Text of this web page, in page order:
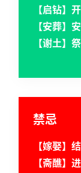
【启钻】
【安葬】
【谢土】
禁忌
【嫁娶】
【斋醮】